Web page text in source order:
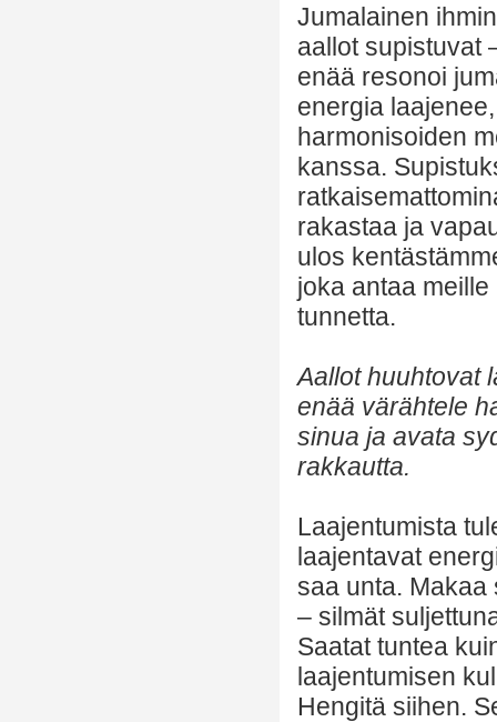
Jumalainen
aallot supistuvat
enää resonoi
energia
harmonisoiden
kanssa.
rakastaa ja
ulos
joka antaa
tunnetta.
Aallot huuhtovat
enää värähtele
sinua ja avata
rakkautta.
Laajentumista
laajentavat
saa unta. Makaa
– silmät
Saatat tuntea
laajentumisen
Hengitä siihen.